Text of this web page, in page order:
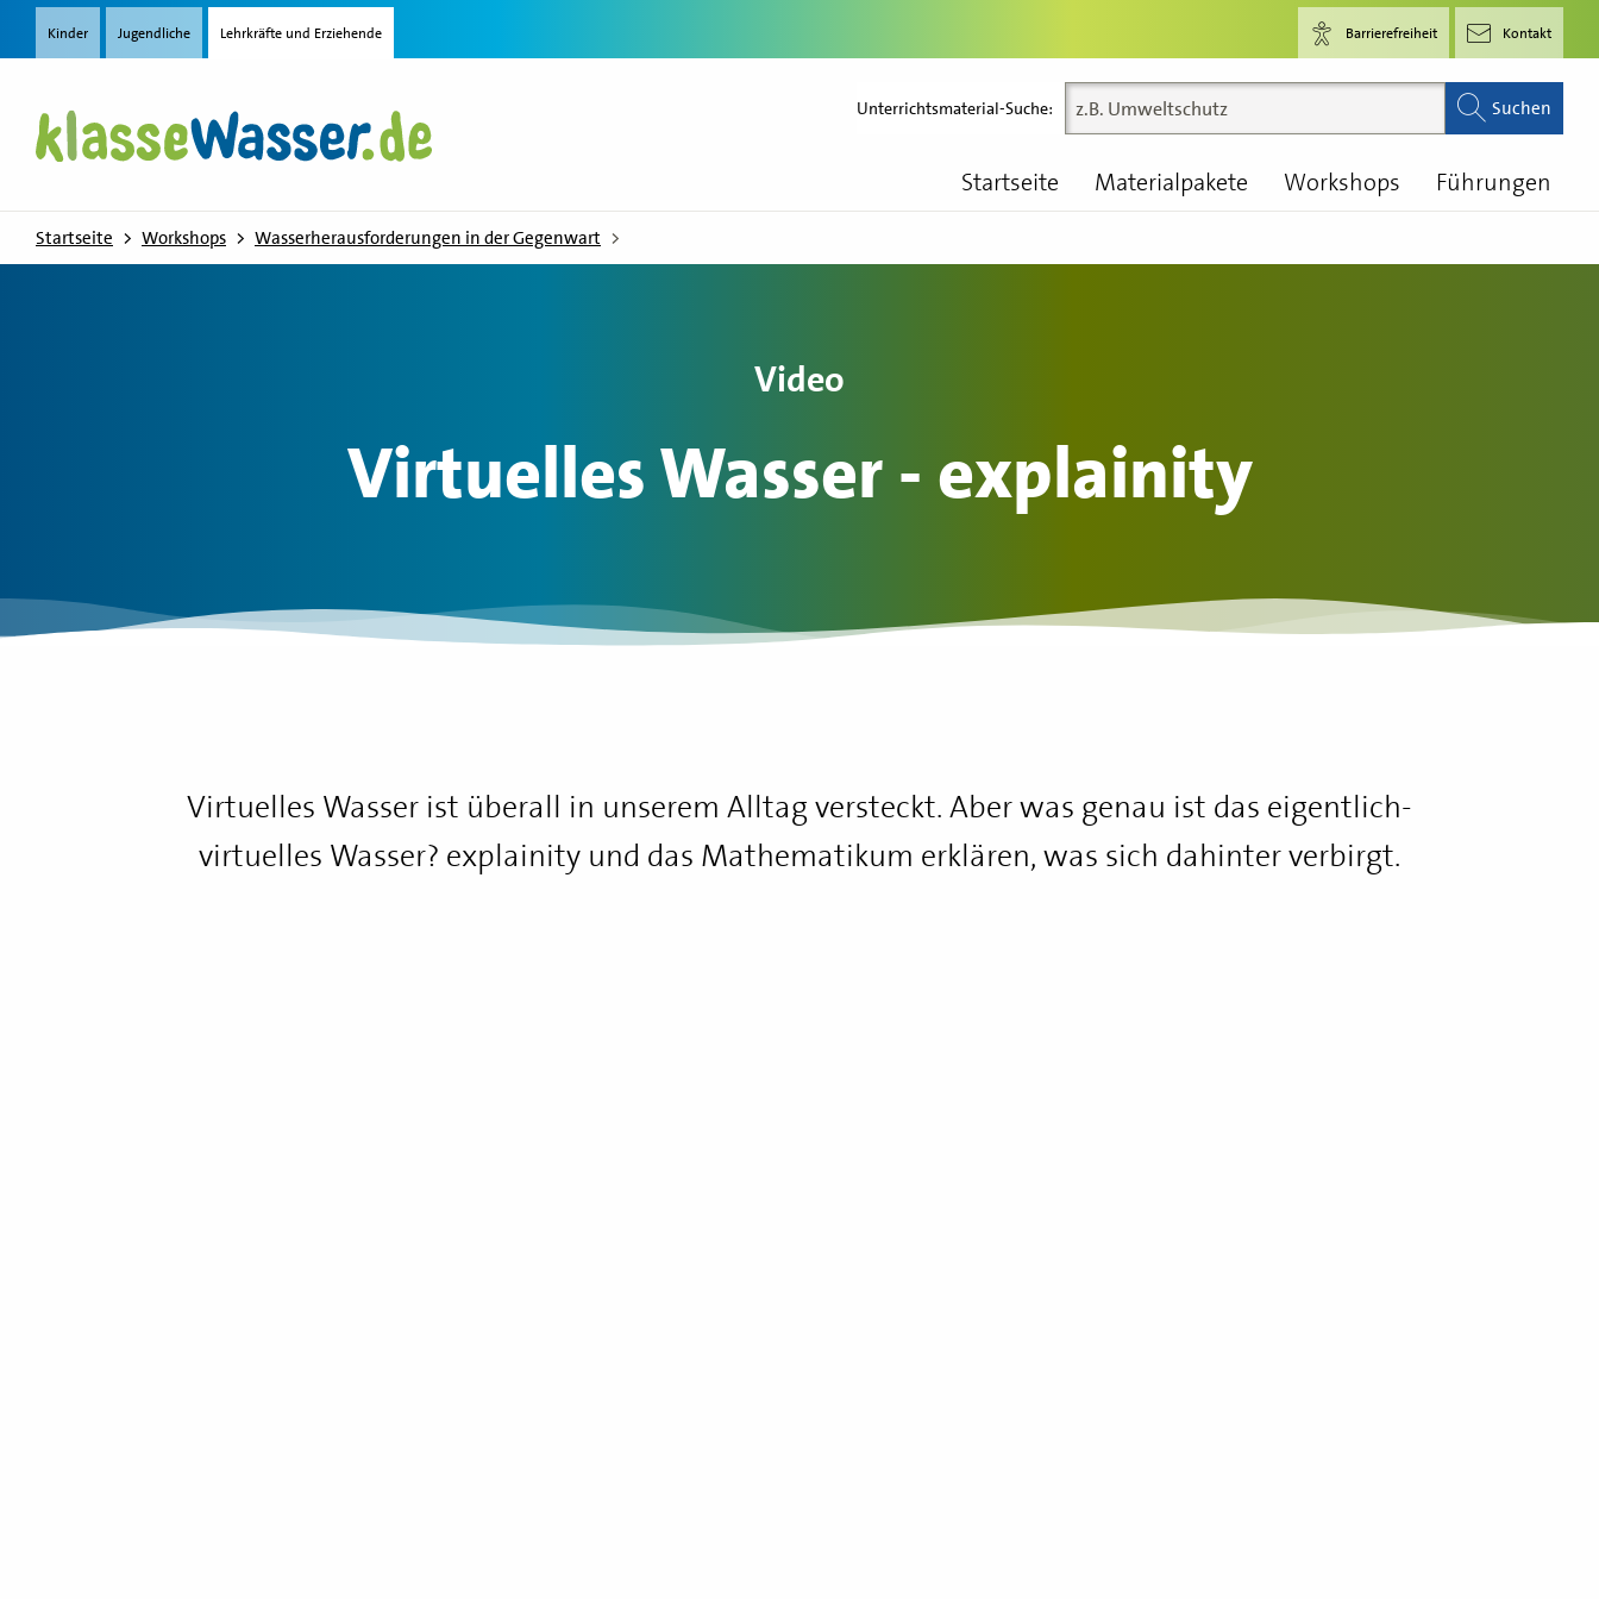
Kinder Jugendliche Lehrkräfte und Erziehende Barrierefreiheit Kontakt
Unterrichtsmaterial-Suche: Suchen
Startseite Materialpakete Workshops Führungen
Startseite Workshops Wasserherausforderungen in der Gegenwart
Video
Virtuelles Wasser - explainity
Virtuelles Wasser ist überall in unserem Alltag versteckt. Aber was genau ist das eigentlich-
virtuelles Wasser? explainity und das Mathematikum erklären, was sich dahinter verbirgt.